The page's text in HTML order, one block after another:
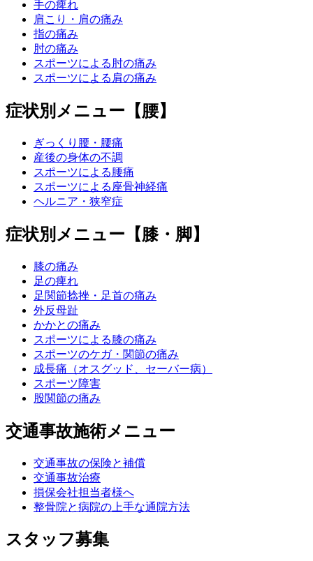
手の痺れ
肩こり・肩の痛み
指の痛み
肘の痛み
スポーツによる肘の痛み
スポーツによる肩の痛み
症状別メニュー【腰】
ぎっくり腰・腰痛
産後の身体の不調
スポーツによる腰痛
スポーツによる座骨神経痛
ヘルニア・狭窄症
症状別メニュー【膝・脚】
膝の痛み
足の痺れ
足関節捻挫・足首の痛み
外反母趾
かかとの痛み
スポーツによる膝の痛み
スポーツのケガ・関節の痛み
成長痛（オスグッド、セーバー病）
スポーツ障害
股関節の痛み
交通事故施術メニュー
交通事故の保険と補償
交通事故治療
損保会社担当者様へ
整骨院と病院の上手な通院方法
スタッフ募集